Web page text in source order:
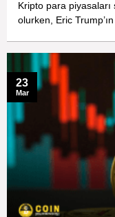
Kripto para
olurken, Eric
23
Mar